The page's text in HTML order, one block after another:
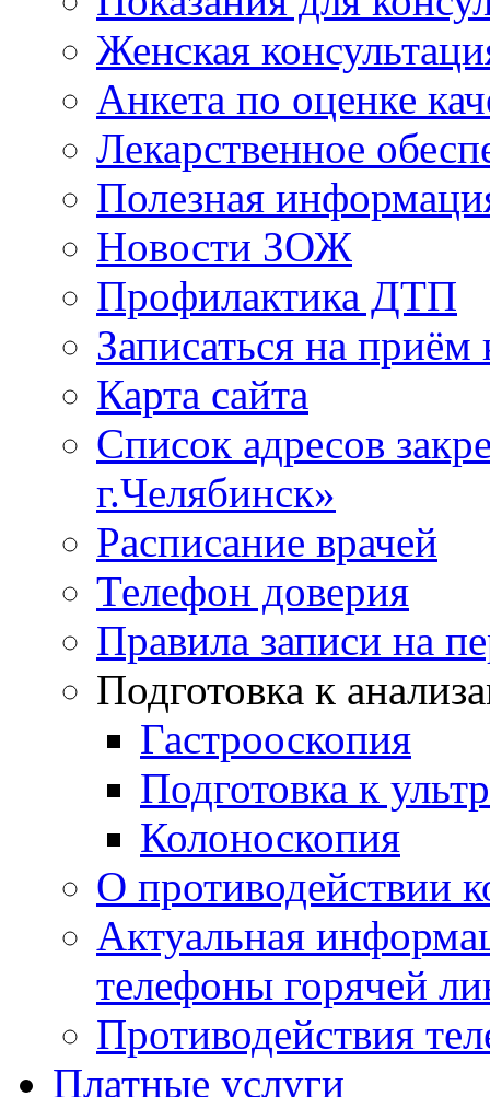
Женская
Анкета по оценке
Лекарственное
Полезная
Новости ЗОЖ
Профилактика ДТП
Записаться на приём
Карта сайта
Список адресов
г.Челябинск»
Расписание врачей
Телефон доверия
Правила записи на
Подготовка к
Гастрооскопия
Подготовка к
Колоноскопия
О противодействии
Актуальная
телефоны горячей
Противодействия
Платные услуги